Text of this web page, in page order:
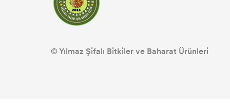
© Yılmaz Şifalı Bitkiler ve Baharat Ürünleri